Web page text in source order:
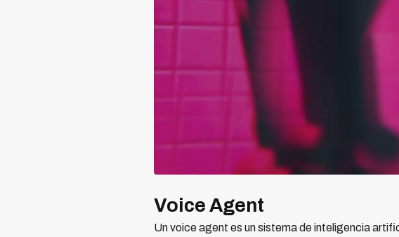
Voice Agent
Un voice agent es un sistema de inteligencia